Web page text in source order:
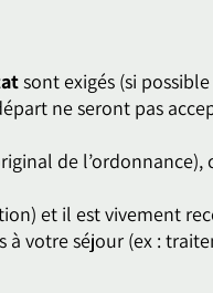
sont exigés (si
ne seront pas
de l’ordonnance),
et il est vivement
à votre séjour (ex :